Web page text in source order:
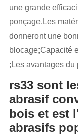
une grande
ponçage.Les
donneront une
blocage;Capacité
;Les avantages
rs33 sont
abrasif
bois et est
abrasifs